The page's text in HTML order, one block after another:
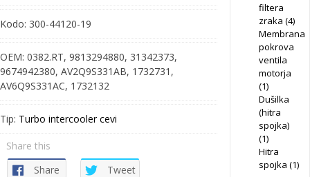
-
300-
44120-
19
quantity
Kodo: 300-44120-19
OEM: 0382.RT, 9813294880, 31342373,
9674942380, AV2Q9S331AB, 1732731,
AV6Q9S331AC, 1732132
Tip: Turbo intercooler cevi
Share this
Share
Tweet
filtera
zraka (4)
Membrana
pokrova
ventila
motorja
(1)
Dušilka
(hitra
spojka)
(1)
Hitra
spojka (1)